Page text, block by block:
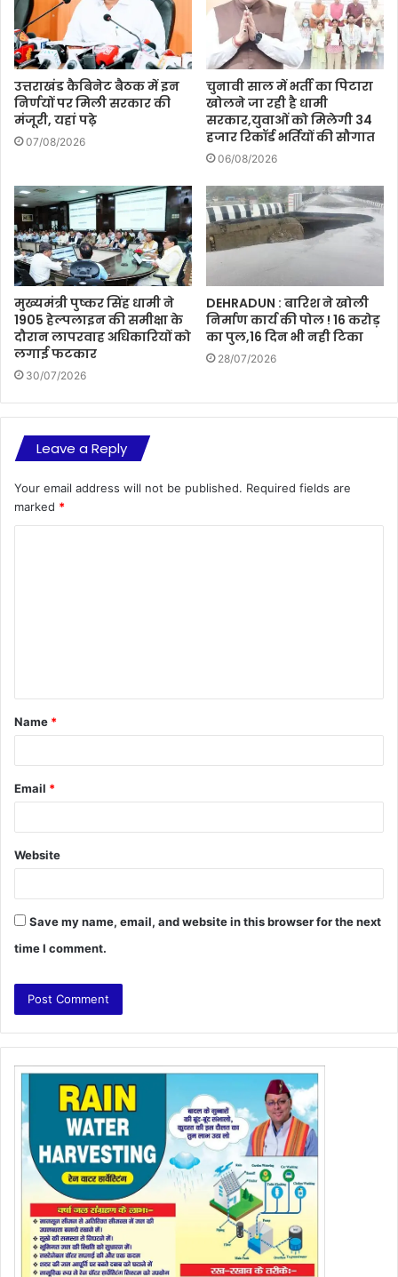
उत्तराखंड कैबिनेट बैठक में इन
निर्णयों पर मिली सरकार की
मंजूरी, यहां पढ़े
07/08/2026
चुनावी साल में भर्ती का पिटारा
खोलने जा रही है धामी
सरकार,युवाओं को मिलेगी 34
हजार रिकॉर्ड भर्तियों की सौगात
06/08/2026
मुख्यमंत्री पुष्कर सिंह धामी ने
1905 हेल्पलाइन की समीक्षा के
दौरान लापरवाह अधिकारियों को
लगाई फटकार
30/07/2026
DEHRADUN : बारिश ने खोली
निर्माण कार्य की पोल ! 16 करोड़
का पुल,16 दिन भी नही टिका
28/07/2026
Leave a Reply
Your email address will not be published. Required fields are
marked *
t
*
Name *
Email *
Website
Save my name, email, and website in this browser for the next
time I comment.